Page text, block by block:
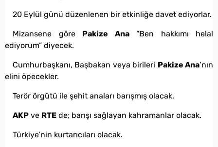
20 Eylül günü düzenlenen bir etkinliğe davet ediyorlar.
Mizansene göre Pakize Ana“Ben hakkımı helal
ediyorum” diyecek.
Cumhurbaşkanı, Başbakan veya birileri Pakize Ana’nın
elini öpecekler.
Terör örgütü ile şehit anaları barışmış olacak.
AKP ve RTE de; barışı sağlayan kahramanlar olacak.
Türkiye’nin kurtarıcıları olacak.